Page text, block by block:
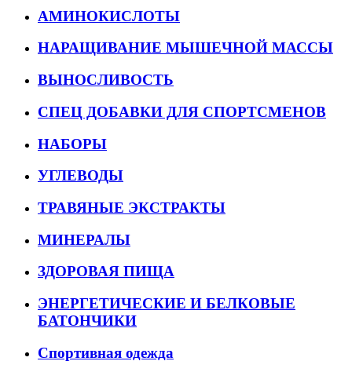
АМИНОКИСЛОТЫ
НАРАЩИВАНИЕ МЫШЕЧНОЙ МАССЫ
ВЫНОСЛИВОСТЬ
СПЕЦ ДОБАВКИ ДЛЯ СПОРТСМЕНОВ
НАБОРЫ
УГЛЕВОДЫ
ТРАВЯНЫЕ ЭКСТРАКТЫ
МИНЕРАЛЫ
ЗДОРОВАЯ ПИЩА
ЭНЕРГЕТИЧЕСКИЕ И БЕЛКОВЫЕ
БАТОНЧИКИ
Спортивная одежда